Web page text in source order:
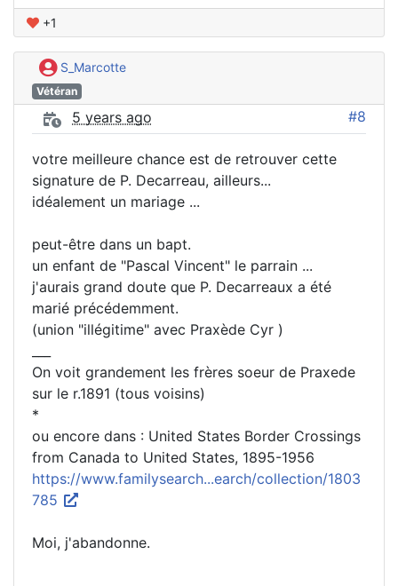
+1
S_Marcotte
Vétéran
5 years ago #8
votre meilleure chance est de retrouver cette
signature de P. Decarreau, ailleurs...
idéalement un mariage ...
peut-être dans un bapt.
un enfant de "Pascal Vincent" le parrain ...
j'aurais grand doute que P. Decarreaux a été
marié précédemment.
(union "illégitime" avec Praxède Cyr )
On voit grandement les frères soeur de Praxede
sur le r.1891 (tous voisins)
*
ou encore dans : United States Border Crossings
from Canada to United States, 1895-1956
https://www.familysearch...earch/collection/1803
785
Moi, j'abandonne.